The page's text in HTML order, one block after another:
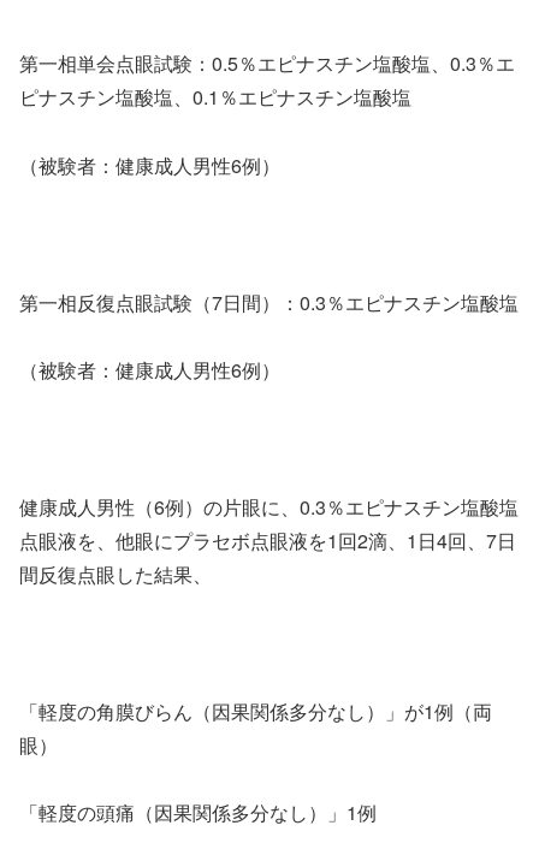
第一相単会点眼試験：0.5％エピナスチン塩酸塩、0.3％エ
ピナスチン塩酸塩、0.1％エピナスチン塩酸塩
（被験者：健康成人男性6例）
第一相反復点眼試験（7日間）：0.3％エピナスチン塩酸塩
（被験者：健康成人男性6例）
健康成人男性（6例）の片眼に、0.3％エピナスチン塩酸塩
点眼液を、他眼にプラセボ点眼液を1回2滴、1日4回、7日
間反復点眼した結果、
「軽度の角膜びらん（因果関係多分なし）」が1例（両
眼）
「軽度の頭痛（因果関係多分なし）」1例